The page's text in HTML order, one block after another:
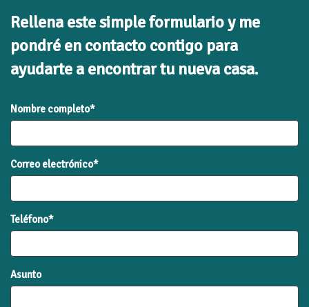
Rellena este simple formulario y me
pondré en contacto contigo para
ayudarte a encontrar tu nueva casa.
Nombre completo*
Correo electrónico*
Teléfono*
Asunto